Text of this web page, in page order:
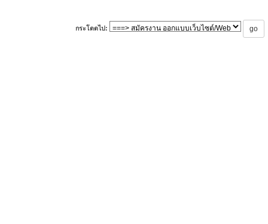
กระโดดไป: